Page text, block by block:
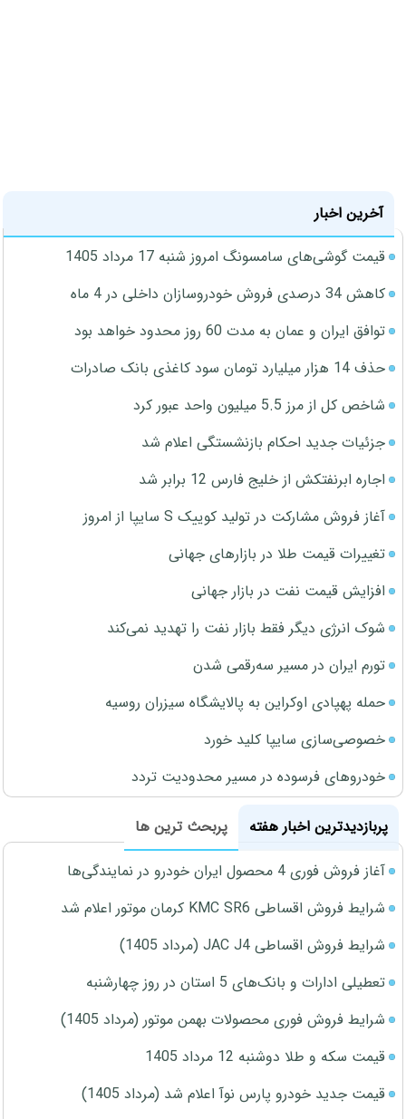
آخرین اخبار
قیمت گوشی‌های سامسونگ امروز شنبه 17 مرداد 1405
کاهش 34 درصدی فروش خودروسازان داخلی در 4 ماه
توافق ایران و عمان به مدت 60 روز محدود خواهد بود
حذف 14 هزار میلیارد تومان سود کاغذی بانک صادرات
شاخص کل از مرز 5.5 میلیون واحد عبور کرد
جزئیات جدید احکام بازنشستگی اعلام شد
اجاره ابرنفتکش از خلیج فارس 12 برابر شد
آغاز فروش مشارکت در تولید کوییک S سایپا از امروز
تغییرات قیمت طلا در بازارهای جهانی
افزایش قیمت نفت در بازار جهانی
شوک انرژی دیگر فقط بازار نفت را تهدید نمی‌کند
تورم ایران در مسیر سه‌رقمی شدن
حمله پهپادی اوکراین به پالایشگاه سیزران روسیه
خصوصی‌سازی سایپا کلید خورد
خودروهای فرسوده در مسیر محدودیت تردد
پربازدیدترین اخبار هفته
پربحث ترین ها
آغاز فروش فوری 4 محصول ایران خودرو در نمایندگی‌ها
شرایط فروش اقساطی KMC SR6 کرمان موتور اعلام شد
شرایط فروش اقساطی JAC J4 (مرداد 1405)
تعطیلی ادارات و بانک‌های 5 استان در روز چهارشنبه
شرایط فروش فوری محصولات بهمن موتور (مرداد 1405)
قیمت سکه و طلا دوشنبه 12 مرداد 1405
قیمت جدید خودرو پارس نوآ اعلام شد (مرداد 1405)